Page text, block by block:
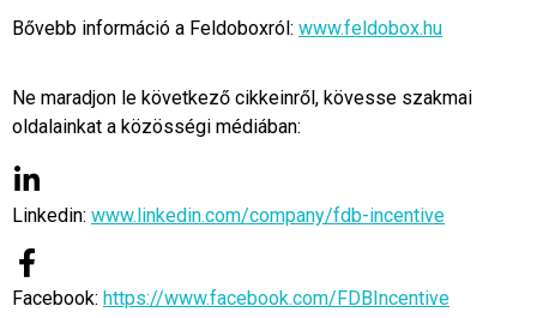
Bővebb információ a Feldoboxról: www.feldobox.hu
Ne maradjon le következő cikkeinről, kövesse szakmai
oldalainkat a közösségi médiában:
Linkedin: www.linkedin.com/company/fdb-incentive
Facebook: https://www.facebook.com/FDBIncentive